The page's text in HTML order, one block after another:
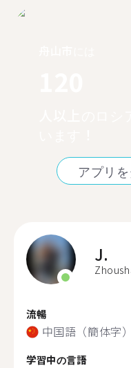
アプリ
J.
流暢
中国語（簡体字）
学習中の言語